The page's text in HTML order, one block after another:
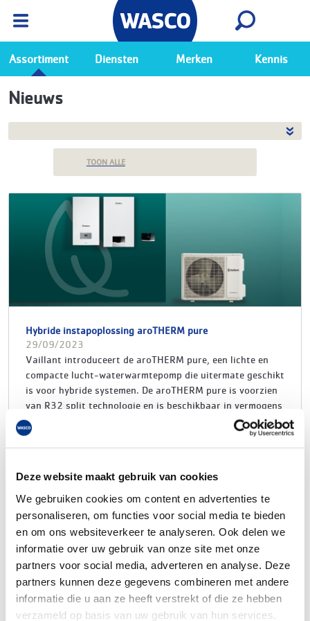
Deze website maakt gebruik van cookies
We gebruiken cookies om content en advertenties te
personaliseren, om functies voor social media te bieden
en om ons websiteverkeer te analyseren. Ook delen we
informatie over uw gebruik van onze site met onze
partners voor social media, adverteren en analyse. Deze
partners kunnen deze gegevens combineren met andere
informatie die u aan ze heeft verstrekt of die ze hebben
verzameld op basis van uw gebruik van hun services.
Ga naar de Wasco app
Bekijk
Assortiment Diensten Merken Kennis
Nieuws
TOON ALLE
Hybride instapoplossing aroTHERM pure
29/09/2023
Vaillant introduceert de aroTHERM pure, een lichte en
compacte lucht-waterwarmtepomp die uitermate geschikt
is voor hybride systemen. De aroTHERM pure is voorzien
van R32 split technologie en is beschikbaar in vermogens
van 4, 6, 8 of 10 kW. Samen met een eenvoudige
installatie en gunstige prijs-/kwaliteitverhouding is de
aroTHERM pure een aantrekkelijke hybride
woningeigenaar.
De aroTHERM pure is de nieuwe hybride warmtepomp
instapoplossing van Vaillant. Deze lichte en compacte
lucht-waterwarmtepomp is voorzien van R32 split
technologie en beschikbaar in vermogens van 4, 6, 8 en
10 kW. Dit maakt de aroTHERM pure veelzijdig
toepasbaar: of als add-on hybride bij een bestaande of